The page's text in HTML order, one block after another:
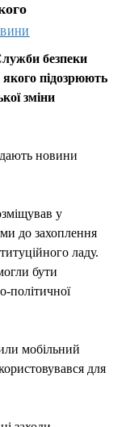
безпеки
підозрюють
зміни
новини
у
до захоплення
ладу.
бути
політичної
мобільний
для